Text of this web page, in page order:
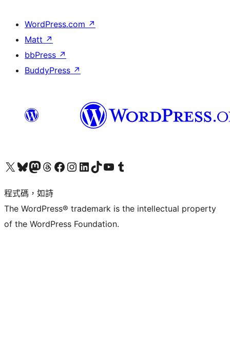
WordPress.com ↗
Matt ↗
bbPress ↗
BuddyPress ↗
查看我們的 X (之前的 Twitter) 帳號造訪我們的 Bluesky 帳號造訪我們的 Mastodon 帳號造訪我們的 Threads 帳號 造訪我們的 Facebook 粉絲專頁Visit our Instagram account
Visit our LinkedIn account
造訪我們的 TikTok 帳號Visit our YouTube channel
造訪我們的 Tumblr 帳號
程式碼，如詩
The WordPress® trademark is the intellectual property
of the WordPress Foundation.